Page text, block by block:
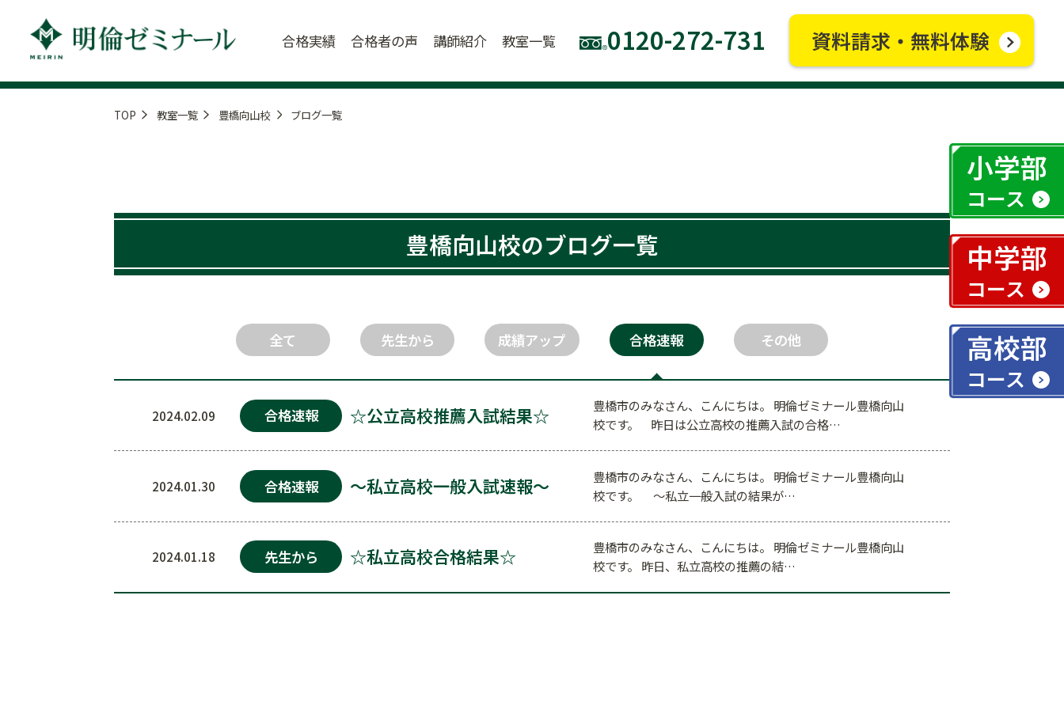
合格実績 合格者の声 講師紹介 教室一覧 0120-272-731 資料請求・無料体験
小学部
コース
中学部
コース
高校部
コース
TOP 教室一覧 豊橋向山校 ブログ一覧
豊橋向山校のブログ一覧
全て 先生から 成績アップ 合格速報 その他
合格速報
2024.02.09 ☆公立高校推薦入試結果☆
豊橋市のみなさん、こんにちは。 明倫ゼミナール豊橋向山
校です。 昨日は公立高校の推薦入試の合格…
合格速報
2024.01.30 ～私立高校一般入試速報～
豊橋市のみなさん、こんにちは。 明倫ゼミナール豊橋向山
校です。 ～私立一般入試の結果が…
先生から
2024.01.18 ☆私立高校合格結果☆
豊橋市のみなさん、こんにちは。 明倫ゼミナール豊橋向山
校です。 昨日、私立高校の推薦の結…